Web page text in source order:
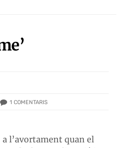
1 COMENTARIS
a l’avortament quan el